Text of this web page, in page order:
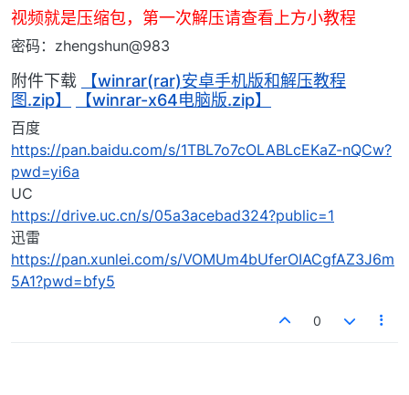
视频就是压缩包，第一次解压请查看上方小教程
密码：zhengshun@983
附件下载
【winrar(rar)安卓手机版和解压教程
图.zip】
【winrar-x64电脑版.zip】
百度
https://pan.baidu.com/s/1TBL7o7cOLABLcEKaZ-nQCw?
pwd=yi6a
UC
https://drive.uc.cn/s/05a3acebad324?public=1
迅雷
https://pan.xunlei.com/s/VOMUm4bUferOIACgfAZ3J6m
5A1?pwd=bfy5
0